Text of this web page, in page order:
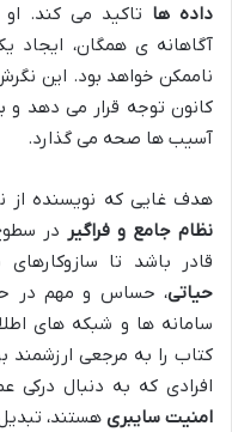
داده ها تاکید می کند.
آگاهانه ی همگان، ایجاد
ناممکن خواهد بود. این
کانون توجه قرار می دهد
آسیب ها صحه می گذارد.
هدف غایی که نویسنده از
نظام جامع و فراگیر در
قادر باشد تا سازوکارهای
حیاتی، حساس و مهم در
سامانه ها و شبکه های
کتاب را به مرجعی ارزشمند
افرادی که به دنبال درکی
امنیت سایبری هستند،